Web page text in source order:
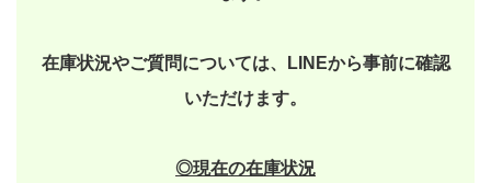
在庫状況やご質問については、LINEから事前に確認
いただけます。
◎現在の在庫状況